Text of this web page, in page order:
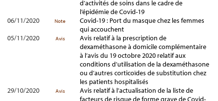
d’activités de soins dans le cadre de
l’épidémie de Covid-19
06/11/2020
Note
Covid-19 : Port du masque chez les femmes
qui accouchent
05/11/2020
Avis
Avis relatif à la prescription de
dexaméthasone à domicile complémentaire
à l’avis du 19 octobre 2020 relatif aux
conditions d’utilisation de la dexaméthasone
ou d’autres corticoïdes de substitution chez
les patients hospitalisés
29/10/2020
Avis
Avis relatif à l’actualisation de la liste de
facteurs de risque de forme grave de Covid-